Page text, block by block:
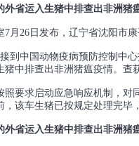
外省运入生猪中排查出非洲猪
月26日发布，辽宁省沈阳市
到中国动物疫病预防控制中
中排查出非洲猪瘟疫情。查
照要求启动应急响应机制，
该车生猪已按规定处理完毕
外省运入生猪中排查出非洲猪